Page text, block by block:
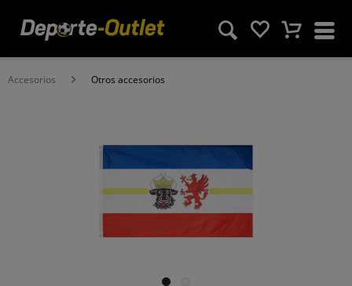
Accesorios Otros accesorios